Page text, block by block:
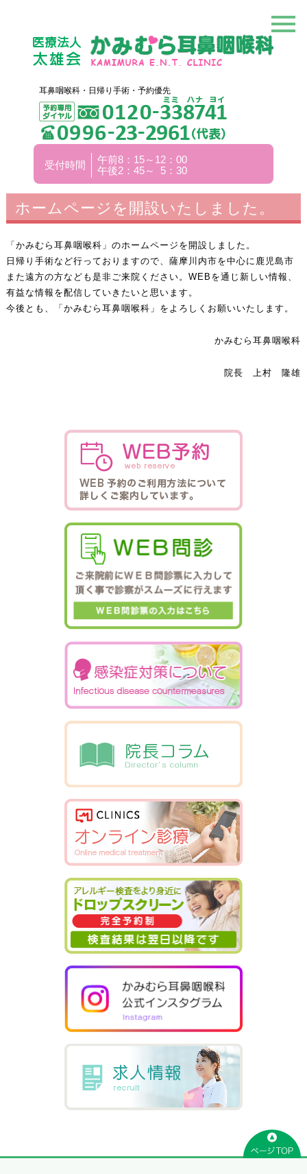
耳鼻咽喉科・日帰り手術・予約優先
受付時間
午前8：15～12：00
午後2：45～ 5：30
ホームページを開設いたしました。
「かみむら耳鼻咽喉科」のホームページを開設しました。
日帰り手術など行っておりますので、薩摩川内市を中心に鹿児島市
また遠方の方なども是非ご来院ください。WEBを通じ新しい情報、
有益な情報を配信していきたいと思います。
今後とも、「かみむら耳鼻咽喉科」をよろしくお願いいたします。
かみむら耳鼻咽喉科
院長 上村 隆雄